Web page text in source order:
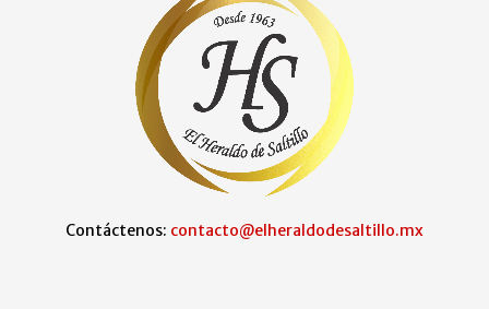
Contáctenos: contacto@elheraldodesaltillo.mx